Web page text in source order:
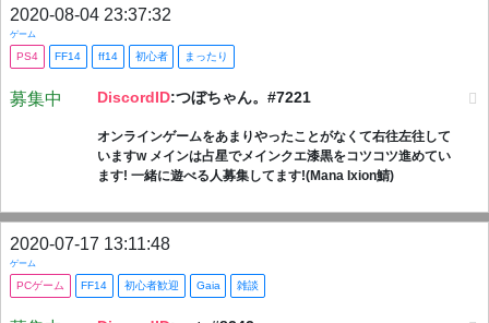
2020-08-04 23:37:32
ゲーム
PS4 FF14 ff14 初心者 まったり
募集中 DiscordID:つぼちゃん。#7221
オンラインゲームをあまりやったことがなくて右往左往して
いますw メインは占星でメインクエ漆黒をコツコツ進めてい
ます! 一緒に遊べる人募集してます!(Mana Ixion鯖)
2020-07-17 13:11:48
ゲーム
PCゲーム FF14 初心者歓迎 Gaia 雑談